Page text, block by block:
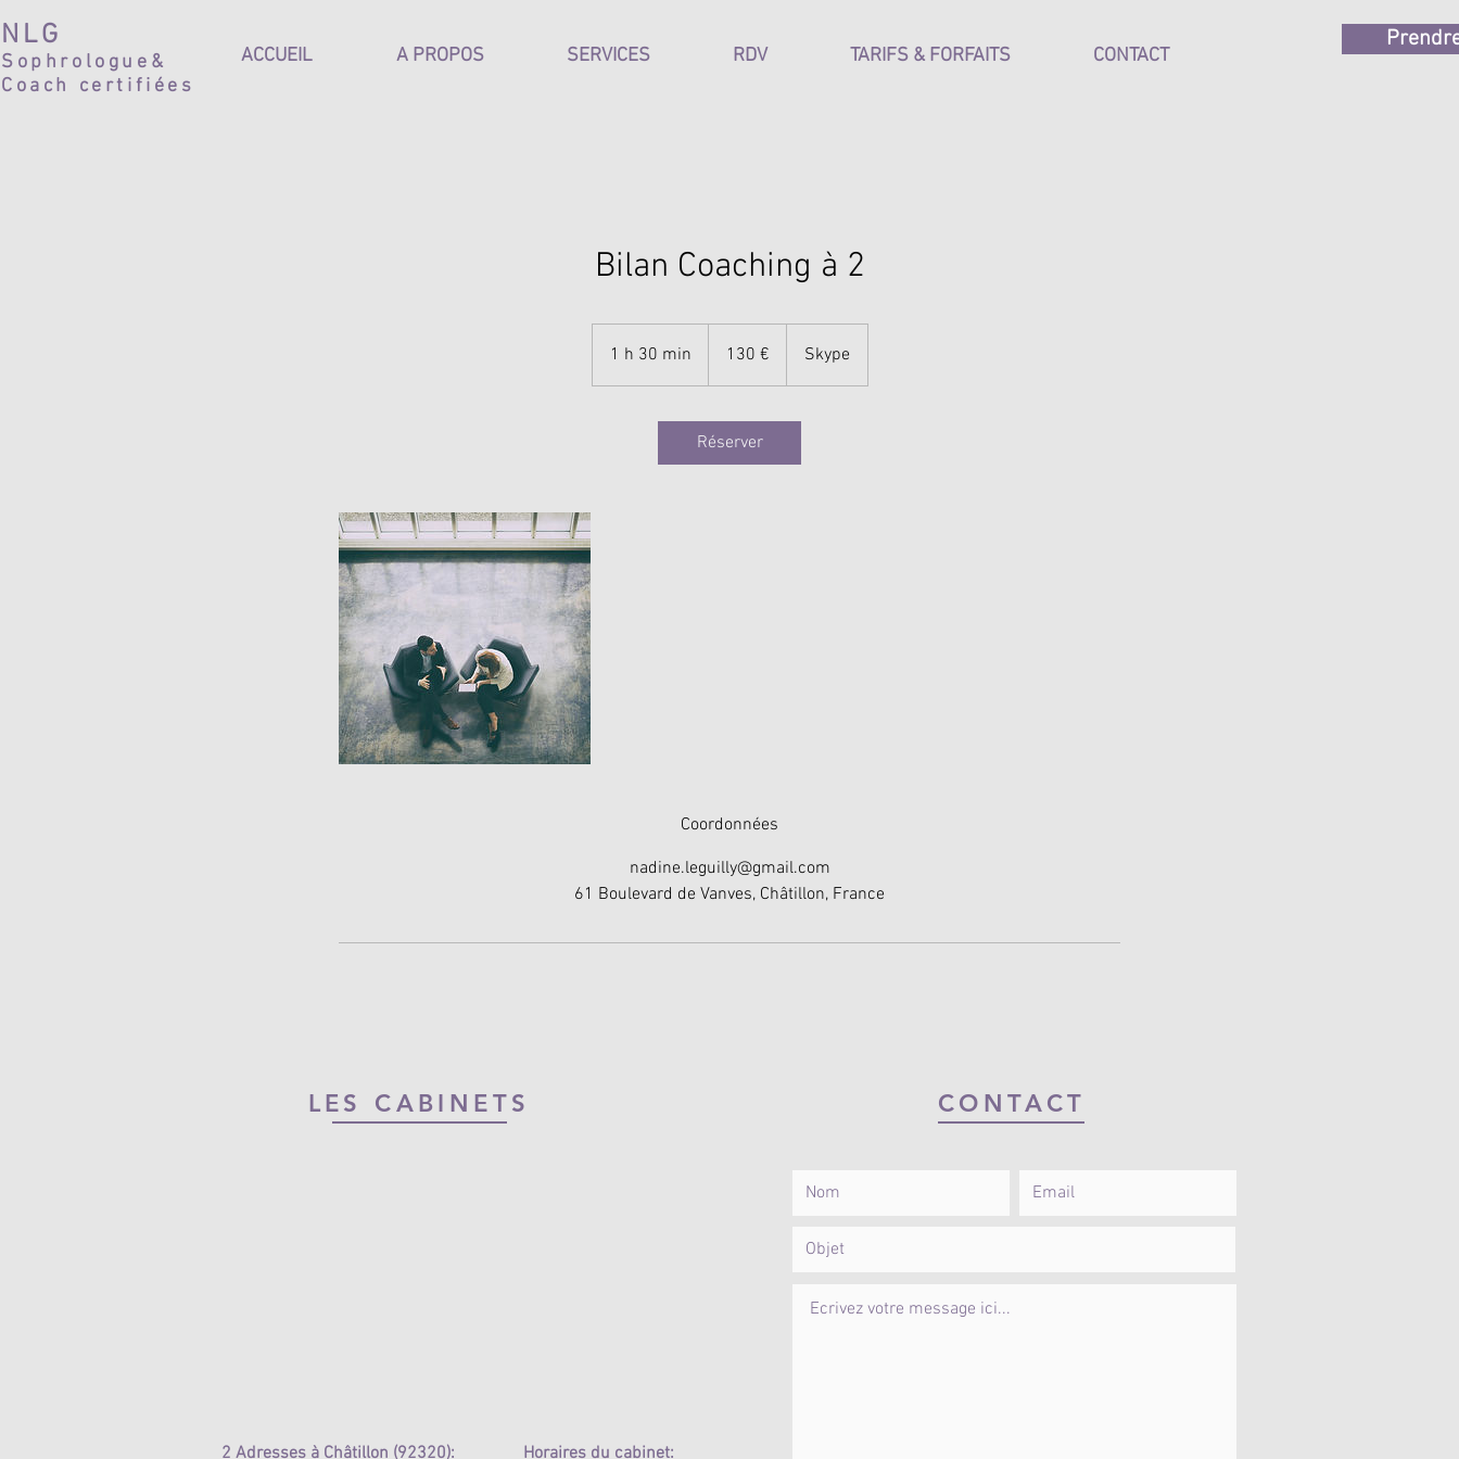
NLG
Sophrologue&
Coach certifiées
ACCUEIL A PROPOS SERVICES RDV TARIFS & FORFAITS CONTACT
Bilan Coaching à 2
1 h 30 min
3
m
i
130 € Skype
Réserver
Coordonnées
nadine.leguilly@gmail.com
61 Boulevard de Vanves, Châtillon, France
LES CABINETS
2 Adresses à Châtillon (92320): Horaires du cabinet:
CONTACT